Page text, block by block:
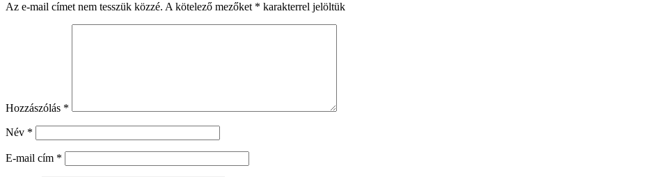
Az e-mail címet nem tesszük közzé. A kötelező mezőket * karakterrel jelöltük
Hozzászólás *
Név *
E-mail cím *